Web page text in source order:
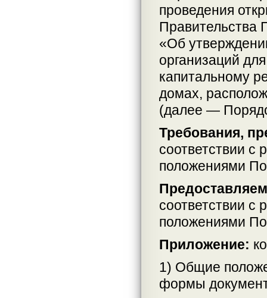
проведения
Правительства
«Об
организаций
капитальному
домах,
(далее —
Требования,
соответствии с
положениями
соответствии с
положениями
Приложение:
1) Общие
формы